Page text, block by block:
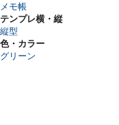
メモ帳
テンプレ横・縦
縦型
色・カラー
グリーン